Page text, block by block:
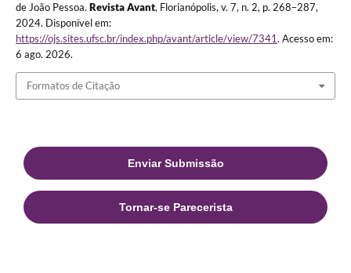
de João Pessoa. Revista Avant, Florianópolis, v. 7, n. 2, p. 268–287,
2024. Disponível em:
https://ojs.sites.ufsc.br/index.php/avant/article/view/7341. Acesso em:
6 ago. 2026.
Formatos de Citação
Enviar Submissão
Tornar-se Parecerista